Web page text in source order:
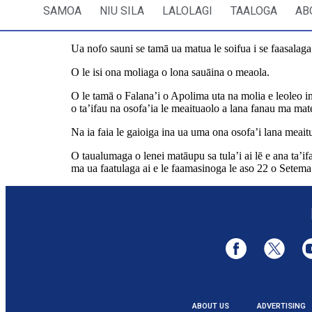
SAMOA NIU SILA LALOLAGI TAALOGA
Ua nofo sauni se tamā ua matua le soifua i se
O le isi ona moliaga o lona sauāina o meaola.
O le tamā o Falana’i o Apolima uta na molia e leoleo
o ta’ifau na osofa’ia le meaituaolo a lana fanau ma
Na ia faia le gaioiga ina ua uma ona osofa’i lana
O taualumaga o lenei matāupu sa tula’i ai lē e ana
ma ua faatulaga ai e le faamasinoga le aso 22 o
ABOUT US ADVERTISING